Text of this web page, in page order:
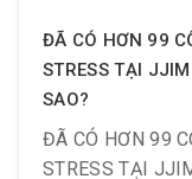
ĐÃ CÓ HƠN 99
STRESS TẠI
SAO?
ĐÃ CÓ HƠN 99
STRESS TẠI